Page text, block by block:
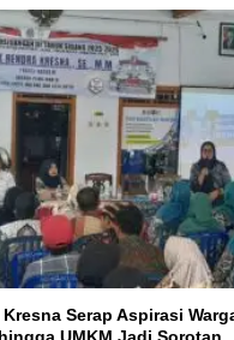
Serap Aspirasi
UMKM Jadi Sorotan